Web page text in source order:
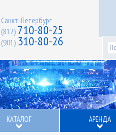
Санкт-Петербург
(812) 710-80-25
(901) 310-80-26
КАТАЛОГ АРЕНДА